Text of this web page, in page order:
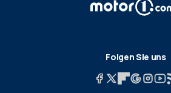
Folgen Sie uns